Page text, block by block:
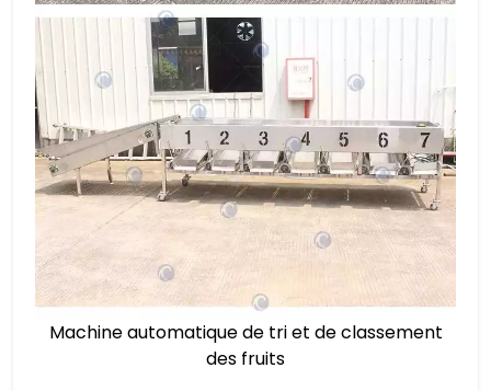
Machine automatique de tri et de classement
des fruits